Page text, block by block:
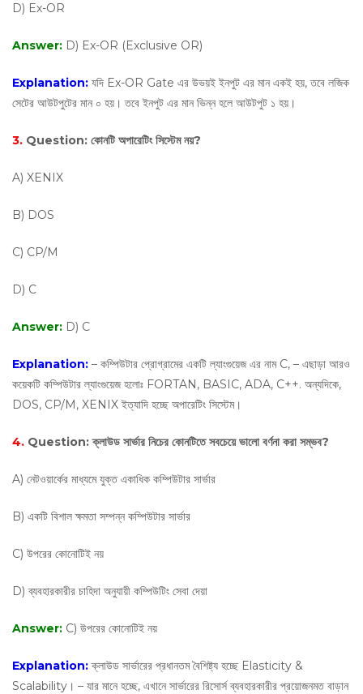
D) Ex-OR
Answer: D) Ex-OR (Exclusive OR)
Explanation: যদি Ex-OR Gate এর উভয়ই ইনপুট এর মান একই হয়, তবে লজিক
সেটের আউটপুটের মান ০ হয়। তবে ইনপুট এর মান ভিন্ন হলে আউটপুট ১ হয়।
3. Question: কোনটি অপারেটিং সিস্টেম নয়?
A) XENIX
B) DOS
C) CP/M
D) C
Answer: D) C
Explanation: – কম্পিউটার প্রোগ্রামের একটি ল্যাংগুয়েজ এর নাম C, – এছাড়া আরও
কয়েকটি কম্পিউটার ল্যাংগুয়েজ হলোঃ FORTAN, BASIC, ADA, C++. অন্যদিকে,
DOS, CP/M, XENIX ইত্যাদি হচ্ছে অপারেটিং সিস্টেম।
4. Question:ক্লাউড সার্ভার নিচের কোনটিতে সবচেয়ে ভালো বর্ণনা করা সম্ভব?
A) নেটওয়ার্কের মাধ্যমে যুক্ত একাধিক কম্পিউটার সার্ভার
B) একটি বিশাল ক্ষমতা সম্পন্ন কম্পিউটার সার্ভার
C) উপরের কোনোটিই নয়
D) ব্যবহারকারীর চাহিদা অনুযায়ী কম্পিউটিং সেবা দেয়া
Answer: C) উপরের কোনোটিই নয়
Explanation:ক্লাউড সার্ভারের প্রধানতম বৈশিষ্ট্য হচ্ছে Elasticity &
Scalability। – যার মানে হচ্ছে, এখানে সার্ভারের রিসোর্স ব্যবহারকারীর প্রয়োজনমত বাড়ান